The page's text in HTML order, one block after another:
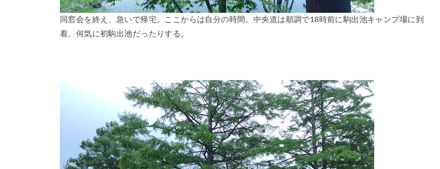
同窓会を終え、急いで帰宅。ここからは自分の時間。中央道は順調で18時前に駒出池キャンプ場に到
着。何気に初駒出池だったりする。